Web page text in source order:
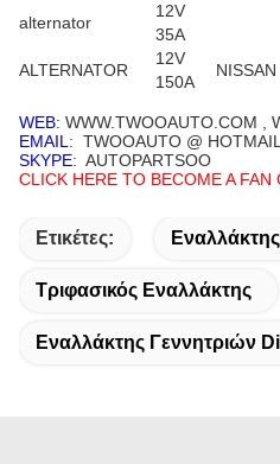
alternator
12V
35A
ALTERNATOR
12V
150A
NISSAN
WEB: WWW.TWOOAUTO.COM ,
EMAIL : TWOOAUTO @
SKYPE: AUTOPARTSOO
CLICK HERE TO BECOME A FAN
Ετικέτες:
Τριφασικός Εναλλάκτης
Εναλλάκτης Γεννητριών